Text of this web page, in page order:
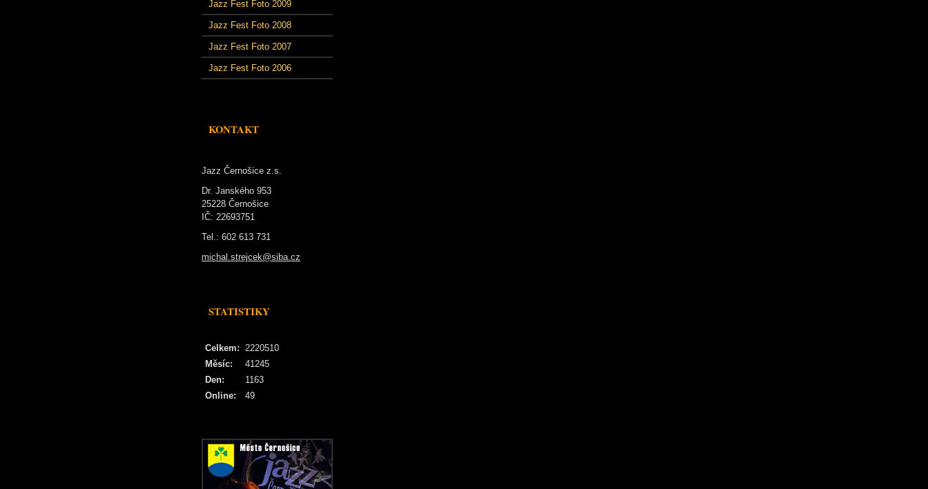
Jazz Fest Foto 2009
Jazz Fest Foto 2008
Jazz Fest Foto 2007
Jazz Fest Foto 2006
KONTAKT
Jazz Černošice z.s.
Dr. Janského 953
25228 Černošice
IČ: 22693751
Tel.: 602 613 731
michal.strejcek@siba.cz
STATISTIKY
Online: 49
Celkem: 2220510
Měsíc:
41245
Den:
1163